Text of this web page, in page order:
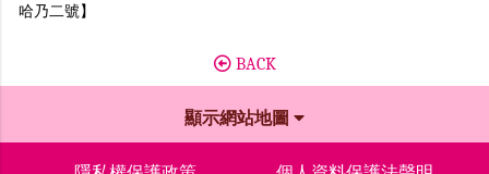
哈乃二號】
BACK
顯示網站地圖